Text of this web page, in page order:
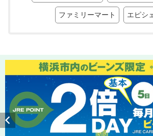
ファミリーマート エピシ